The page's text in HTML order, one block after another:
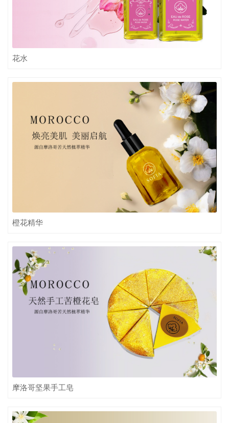
花水
橙花精华
摩洛哥坚果手工皂